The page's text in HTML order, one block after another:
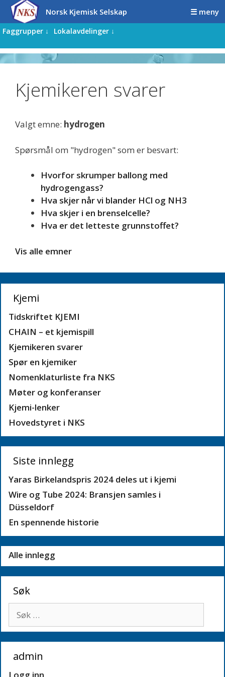
Hopp
innhold
Hopp
innhold
Norsk Kjemisk Selskap ☰ meny
Faggrupper ↓ Lokalavdelinger ↓
Kjemikeren svarer
Valgt emne: hydrogen
Spørsmål om "hydrogen" som er besvart:
Hvorfor skrumper ballong med
hydrogengass?
Hva skjer når vi blander HCl og NH3
Hva skjer i en brenselcelle?
Hva er det letteste grunnstoffet?
Vis alle emner
Kjemi
Tidskriftet KJEMI
CHAIN – et kjemispill
Kjemikeren svarer
Spør en kjemiker
Nomenklaturliste fra NKS
Møter og konferanser
Kjemi-lenker
Hovedstyret i NKS
Siste innlegg
Yaras Birkelandspris 2024 deles ut i kjemi
Wire og Tube 2024: Bransjen samles i
Düsseldorf
En spennende historie
Alle innlegg
Søk
etter:
admin
Logg inn